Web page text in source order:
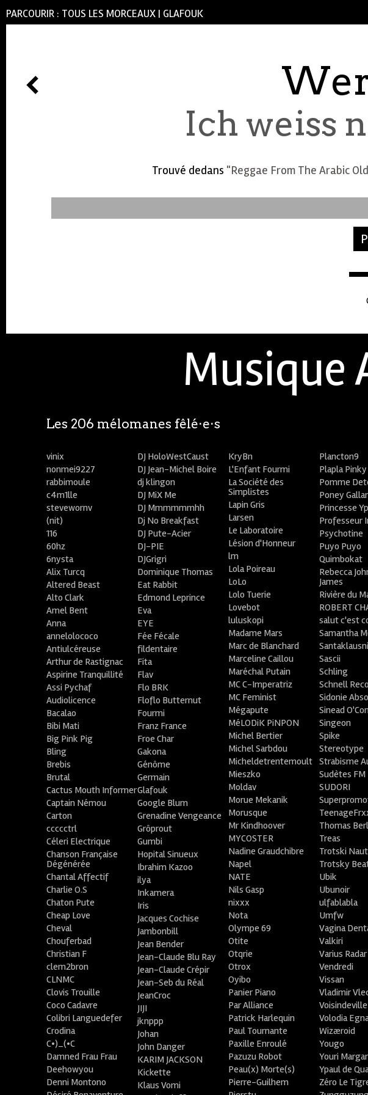
PARCOURIR : TOUS LES MORCEAUX | GLAFOUK
Ich weiss
Trouvé dedans "Reggae From The Arabic
Musique
Les 206 mélomanes fêlé⋅e⋅s
vinix
nonmei9227
rabbimoule
c4m1lle
stevewornv
(nit)
116
60hz
6nysta
Alix Turcq
Altered Beast
Alto Clark
Amel Bent
Anna
annelolococo
Antiulcéreuse
Arthur de Rastignac
Aspirine Tranquillité
Assi Pychaf
Audiolicence
Bacalao
Bibi Mati
Big Pink Pig
Bling
Brebis
Brutal
Cactus Mouth Informer
Captain Némou
Carton
ccccctrl
Céleri Electrique
Chanson Française
Dégénérée
Chantal Affectif
Charlie O.S
Chaton Pute
Cheap Love
Cheval
Chouferbad
Christian F
clem2bron
CLNMC
Clovis Trouille
Coco Cadavre
Colibri Languedefer
Crodina
C•)_(•C
Damned Frau Frau
Deehowyou
Denni Montono
DJ HoloWestCaust
DJ Jean-Michel Boire
dj klingon
DJ MiX Me
DJ Mmmmmmhh
Dj No Breakfast
DJ Pute-Acier
DJ-PIE
DJGrigri
Dominique Thomas
Eat Rabbit
Edmond Leprince
Eva
EYE
Fée Fécale
fildentaire
Fita
Flav
Flo BRK
Floflo Butternut
Fourmi
Franz France
Froe Char
Gakona
Génôme
Germain
Glafouk
Google Blum
Grenadine Vengeance
Grôprout
Gumbi
Hopital Sinueux
Ibrahim Kazoo
ilya
Inkamera
Iris
Jacques Cochise
Jambonbill
Jean Bender
Jean-Claude Blu Ray
Jean-Claude Crépir
Jean-Seb du Réal
JeanCroc
JIJI
jknppp
Johan
John Danger
KARIM JACKSON
Kickette
Klaus Vomi
KryBn
L'Enfant Fourmi
La Société des
Simplistes
Lapin Gris
Larsen
Le Laboratoire
Lésion d'Honneur
lm
Lola Poireau
LoLo
Lolo Tuerie
Lovebot
luluskopi
Madame Mars
Marc de Blanchard
Marceline Caillou
Maréchal Putain
MC C-Imperatriz
MC Feminist
Mégapute
MéLODiK PiNPON
Michel Bertier
Michel Sarbdou
Micheldetrentemoult
Mieszko
Moldav
Morue Mekanik
Morusque
Mr Kindhoover
MYCOSTER
Nadine Graudchibre
Napel
NATE
Nils Gasp
nixxx
Nota
Olympe 69
Otite
Otqrie
Otrox
Oyibo
Panier Piano
Par Alliance
Patrick Harlequin
Paul Tournante
Paxille Enroulé
Pazuzu Robot
Peau(x) Morte(s)
Pierre-Guilhem
Plancton9
Plapla Pinky
Pomme
Poney
Princesse
Professeur
Psychotine
Puyo Puyo
Quimbokat
Rebecca
James
Rivière du
ROBERT
salut c'est
Samantha
Sascii
Schling
Schnell
Sidonie
Sinead
Singeon
Spike
Stereotype
Strabisme
Sudètes FM
SUDORI
Thomas
Treas
Trotski
Trotsky
Ubik
Ubunoir
ulfablabla
Umfw
Vagina
Valkiri
Varius Radar
Vendredi
Vissan
Vladimir
Voisindeville
Volodia
Wizæroid
Yougo
Youri
Ypaul de
Zéro Le